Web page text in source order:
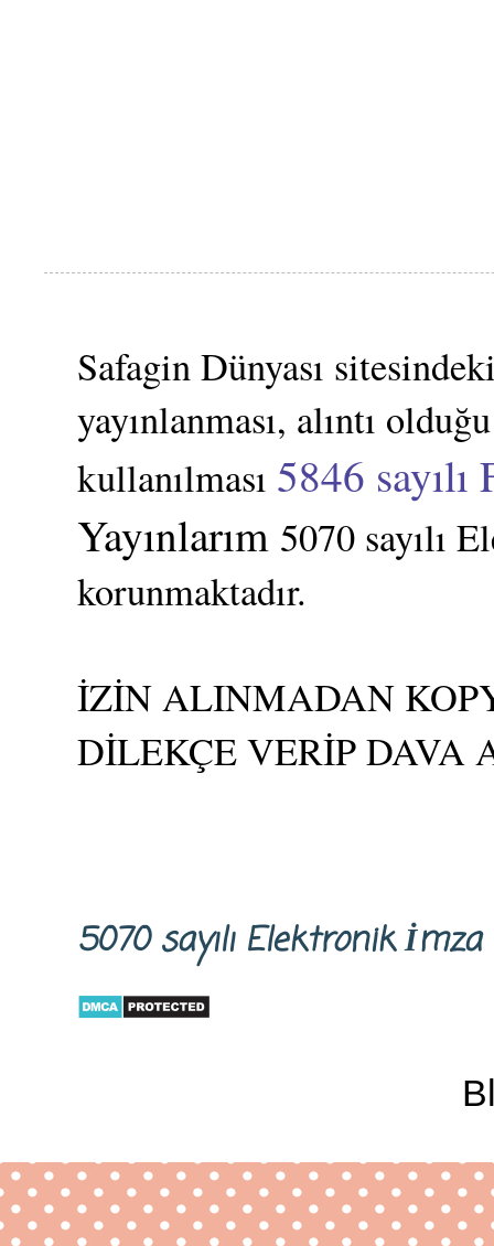
Safagin Dünyası
yayınlanması, alıntı
kullanılması 5846 sayılı
Yayınlarım 5070 sayılı
korunmaktadır.
İZİN ALINMADAN
DİLEKÇE VERİP
5070 sayılı Elektronik